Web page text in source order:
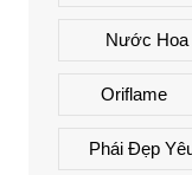
Nước Hoa
Oriflame
Phái Đẹp